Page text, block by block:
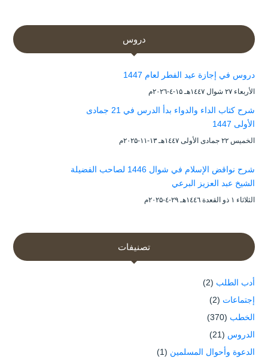
دروس
دروس في إجازة عيد الفطر لعام 1447
الأربعاء ۲۷ شوال ۱٤٤۷هـ ۱۵-٤-۲۰۲٦م
شرح كتاب الداء والدواء بدأ الدرس في 21 جمادى
الأولى 1447
الخميس ۲۲ جمادى الأولى ۱٤٤۷هـ ۱۳-۱۱-۲۰۲۵م
شرح نواقض الإسلام في شوال 1446 لصاحب الفضيلة
الشيخ عبد العزيز البرعي
الثلاثاء ۱ ذو القعدة ۱٤٤٦هـ ۲۹-٤-۲۰۲۵م
تصنيفات
أدب الطلب (2)
إجتماعات (2)
الخطب (370)
الدروس (21)
الدعوة وأحوال المسلمين (1)